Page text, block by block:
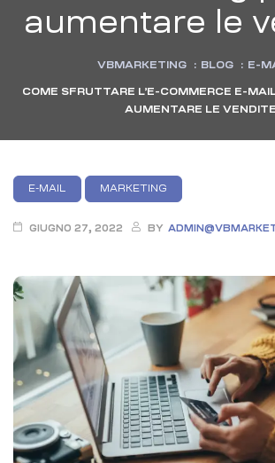
aumentare le
VBMARKETING : BLOG : E-
COME SFRUTTARE L’E-COMMERCE E-
AUMENTARE LE VENDITE
Categories
E-MAIL MARKETING
GIUGNO 27, 2022 BY